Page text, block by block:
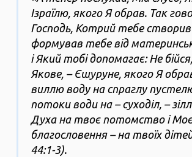
Ізраїлю, якого Я обрав. Так
Господь, Котрий тебе створив
формував тебе від
і Який тобі допомагає: Не
Якове, – Єшуруне, якого Я
виллю воду на спраглу
потоки води на – суходіл, –
Духа на твоє потомство і Моє
благословення – на твоїх
44:1-3).